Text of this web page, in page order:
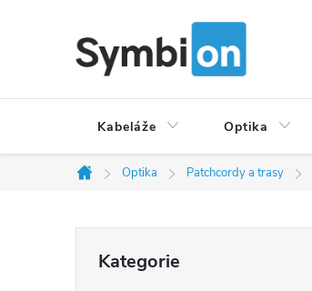
Kabeláže Optika
Domů
Optika Patchcordy a trasy
kategorie
Kategorie